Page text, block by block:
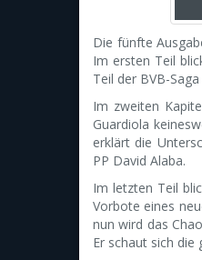
Die fünfte
Im ersten Teil
Teil der BVB-
Im zweiten
Guardiola
erklärt die
PP David Alaba.
Im letzten Teil
Vorbote eines
nun wird das
Er schaut sich